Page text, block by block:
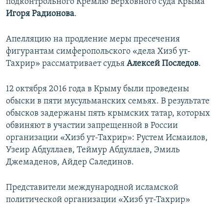
Игоря Радионова.
Апелляцию на продление меры пресечения
фигурантам симферопольского «дела Хизб ут-
Тахрир» рассматривает судья Алексей Последов.
12 октября 2016 года в Крыму были проведены
обыски в пяти мусульманских семьях. В результате
обысков задержаны пять крымских татар, которых
обвиняют в участии запрещенной в России
организации «Хизб ут-Тахрир»: Рустем Исмаилов,
Узеир Абдуллаев, Теймур Абдуллаев, Эмиль
Джемаденов, Айдер Салединов.
Представители международной исламской
политической организации «Хизб ут-Тахрир»